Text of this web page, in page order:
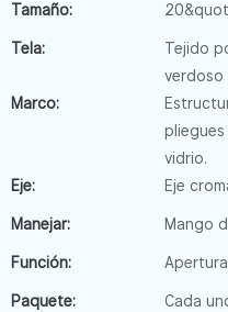
Tamaño:
Tela:
Tejido
verdoso
Marco:
vidrio.
Eje:
Eje
Manejar: Mango
Función:
Paquete:
Cada